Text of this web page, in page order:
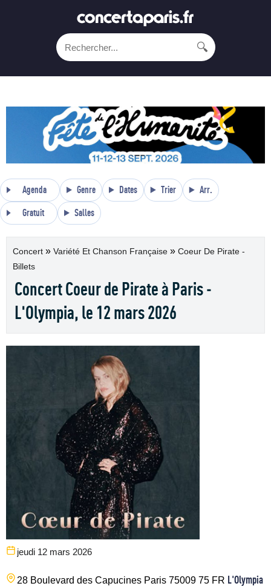
🔍
Agenda Genre Dates Trier Arr.
Gratuit Salles
Concert » Variété Et Chanson Française » Coeur De Pirate -
Billets
Concert Coeur de Pirate à Paris -
L'Olympia, le 12 mars 2026
jeudi 12 mars 2026
28 Boulevard des Capucines Paris 75009 75 FR L'Olympia